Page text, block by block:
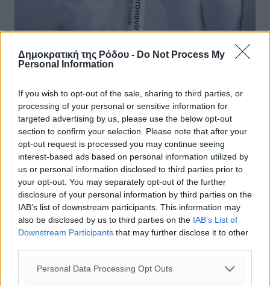
Δημοκρατική της Ρόδου - Do Not Process My
Personal Information
If you wish to opt-out of the sale, sharing to third parties, or
processing of your personal or sensitive information for
targeted advertising by us, please use the below opt-out
section to confirm your selection. Please note that after your
opt-out request is processed you may continue seeing
interest-based ads based on personal information utilized by
us or personal information disclosed to third parties prior to
your opt-out. You may separately opt-out of the further
disclosure of your personal information by third parties on the
IAB’s list of downstream participants. This information may
also be disclosed by us to third parties on the IAB’s List of
Downstream Participants that may further disclose it to other
Personal Data Processing Opt Outs
Κορωνοϊός: 3.209 νέα κρούσματα!
Αναλυτικά η ανακοίνωση του ΕΟΔΥ για την πορεία που
καταγράφει ο κορονοϊός στη χώρα μας. Σήμερα
ανακοινώνουμε 3209 νέα κρούσματα του νέου ιού στη
χώρα, εκ των οποίων 29 ...
18.11.20, 17:49